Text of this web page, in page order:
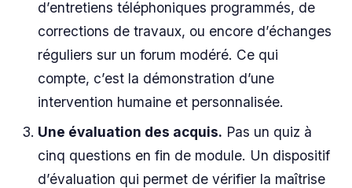
d’entretiens téléphoniques programmés, de
corrections de travaux, ou encore d’échanges
réguliers sur un forum modéré. Ce qui
compte, c’est la démonstration d’une
intervention humaine et personnalisée.
Une évaluation des acquis. Pas un quiz à
cinq questions en fin de module. Un dispositif
d’évaluation qui permet de vérifier la maîtrise